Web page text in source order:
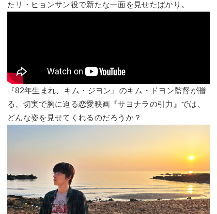
たリ・ヒョンサン役で新たな一面を見せたばかり。
『82年生まれ、キム・ジヨン』のキム・ドヨン監督が贈
る、切実で胸に迫る恋愛映画『サヨナラの引力』では、
どんな姿を見せてくれるのだろうか？